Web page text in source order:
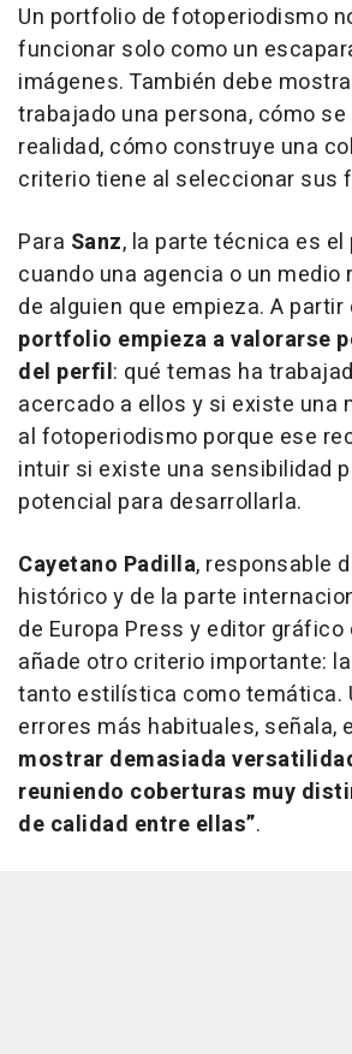
Un portfolio de fotoperiodismo
funcionar solo como un
imágenes. También debe
trabajado una persona, cómo
realidad, cómo construye una
criterio tiene al seleccionar sus
Para Sanz, la parte técnica es
cuando una agencia o un
de alguien que empieza. A partir
portfolio empieza a valorarse
del perfil: qué temas ha
acercado a ellos y si existe una
al fotoperiodismo porque ese
intuir si existe una sensibilidad
potencial para desarrollarla.
Cayetano Padilla, responsable
histórico y de la parte
de Europa Press y editor gráfico
añade otro criterio importante:
tanto estilística como temática.
errores más habituales, señala,
mostrar demasiada
reuniendo coberturas muy
de calidad entre ellas”.